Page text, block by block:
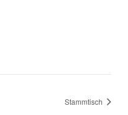
Stammtisch